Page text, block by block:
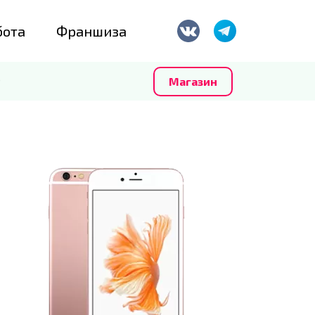
Франшиза
Магазин